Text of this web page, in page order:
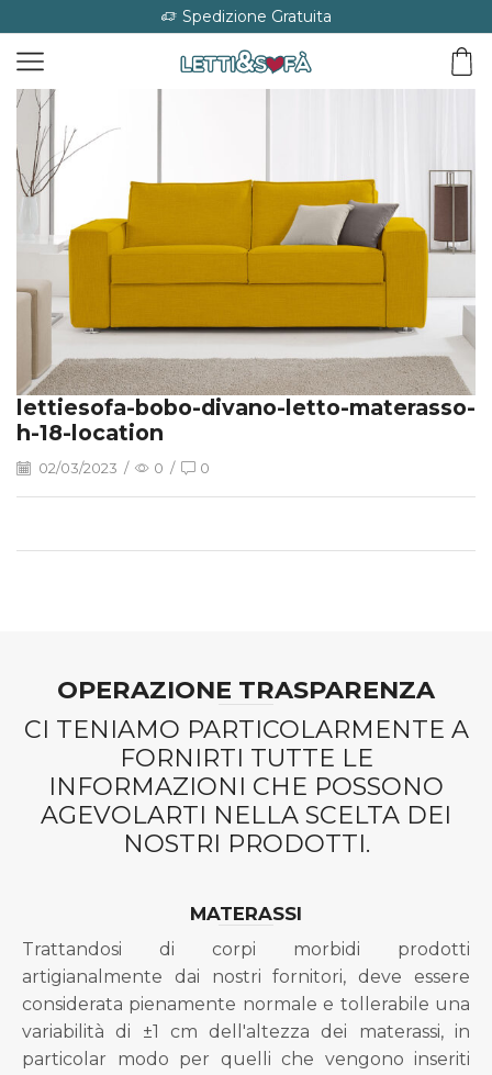
Spedizione Gratuita
lettiesofa-bobo-divano-letto-materasso-
h-18-location
02/03/2023 / 0 / 0
OPERAZIONE TRASPARENZA
CI TENIAMO PARTICOLARMENTE A
FORNIRTI TUTTE LE
INFORMAZIONI CHE POSSONO
AGEVOLARTI NELLA SCELTA DEI
NOSTRI PRODOTTI.
MATERASSI
Trattandosi di corpi morbidi prodotti
artigianalmente dai nostri fornitori, deve essere
considerata pienamente normale e tollerabile una
variabilità di ±1 cm dell'altezza dei materassi, in
particolar modo per quelli che vengono inseriti